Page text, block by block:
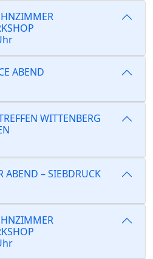
ABEND
WITTENBERG
ABEND – SIEBDRUCK